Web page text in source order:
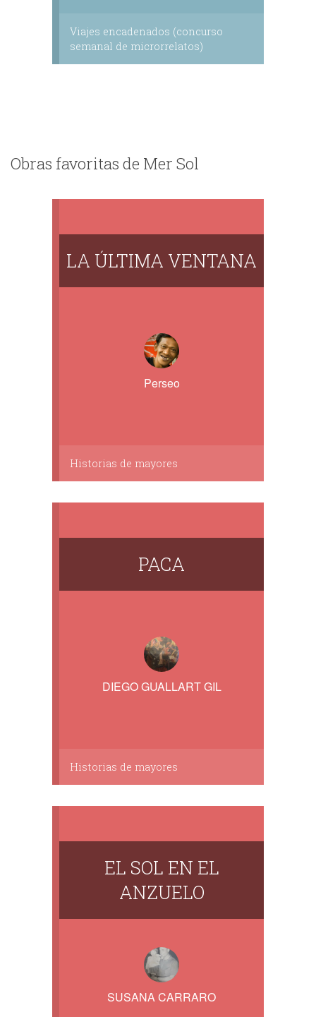
Viajes encadenados (concurso
semanal de microrrelatos)
Obras favoritas de Mer Sol
LA ÚLTIMA VENTANA
Perseo
Historias de mayores
PACA
DIEGO GUALLART GIL
Historias de mayores
EL SOL EN EL
ANZUELO
SUSANA CARRARO